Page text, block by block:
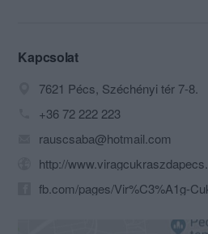
Kapcsolat
7621 Pécs, Széchényi tér 7-8.
+36 72 222 223
rauscsaba@hotmail.com
http://